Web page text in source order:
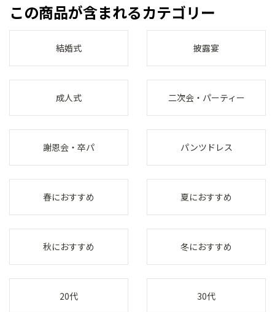
この商品が含まれるカテゴリー
結婚式 披露宴
成人式 二次会・パーティー
謝恩会・卒パ パンツドレス
春におすすめ 夏におすすめ
秋におすすめ 冬におすすめ
20代 30代